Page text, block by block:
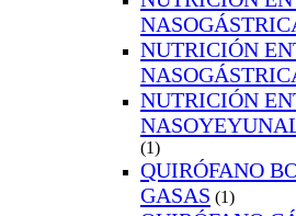
NUTRICIÓN
NUTRICIÓN
(1)
QUIRÓFANO
GASAS (1)